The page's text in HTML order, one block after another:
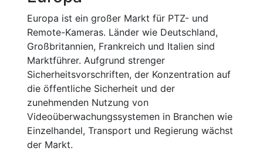
Europa ist ein großer Markt für PTZ- und
Remote-Kameras. Länder wie Deutschland,
Großbritannien, Frankreich und Italien sind
Marktführer. Aufgrund strenger
Sicherheitsvorschriften, der Konzentration auf
die öffentliche Sicherheit und der
zunehmenden Nutzung von
Videoüberwachungssystemen in Branchen wie
Einzelhandel, Transport und Regierung wächst
der Markt.